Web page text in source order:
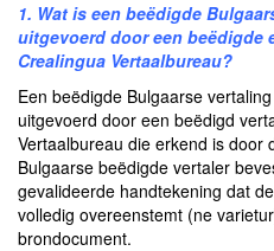
1. Wat is een beëdigde
uitgevoerd door een beëdigde
Crealingua Vertaalbureau?
Een beëdigde Bulgaarse
uitgevoerd door een beëdigd
Vertaalbureau die erkend is door
Bulgaarse beëdigde vertaler
gevalideerde handtekening dat
volledig overeenstemt (ne
brondocument.